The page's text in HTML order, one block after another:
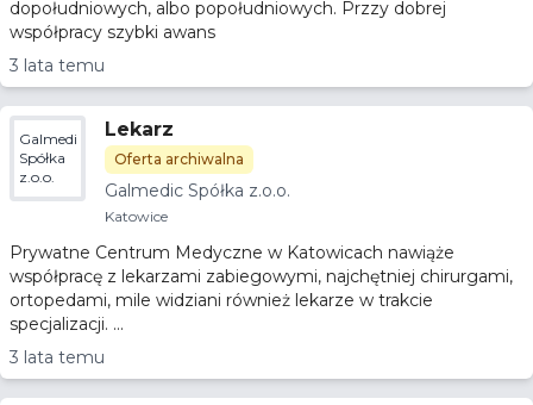
dopołudniowych, albo popołudniowych. Przzy dobrej
współpracy szybki awans
3 lata temu
Galmedic
Spółka
z.o.o.
Lekarz
Oferta archiwalna
Galmedic Spółka z.o.o.
Katowice
Prywatne Centrum Medyczne w Katowicach nawiąże
współpracę z lekarzami zabiegowymi, najchętniej chirurgami,
ortopedami, mile widziani również lekarze w trakcie
specjalizacji. ...
3 lata temu